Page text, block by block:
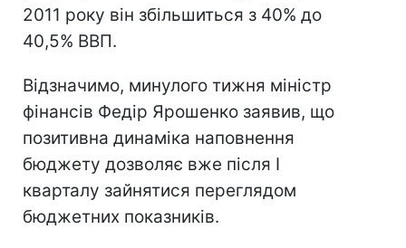
2011 року він збільшиться з 40% до
40,5% ВВП.
Відзначимо, минулого тижня міністр
фінансів Федір Ярошенко заявив, що
позитивна динаміка наповнення
бюджету дозволяє вже після I
кварталу зайнятися переглядом
бюджетних показників.